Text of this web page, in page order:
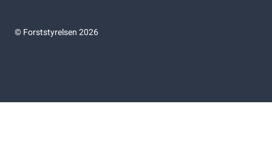
©Forststyrelsen 2026